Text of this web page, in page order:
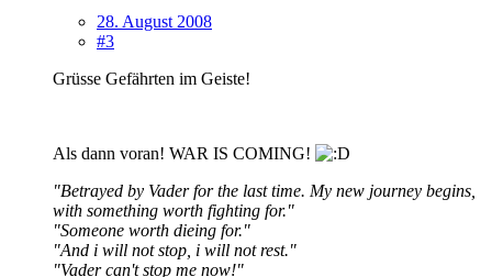
28. August 2008
#3
Grüsse Gefährten im Geiste!
Als dann voran! WAR IS COMING!
"Betrayed by Vader for the last time. My new journey begins,
with something worth fighting for."
"Someone worth dieing for."
"And i will not stop, i will not rest."
"Vader can't stop me now!"